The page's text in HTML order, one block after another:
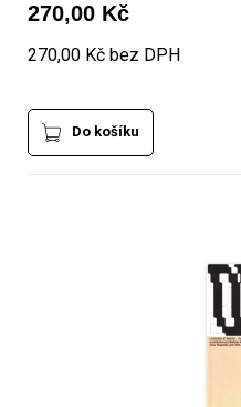
270,00 Kč
270,00 Kč bez DPH
Do košíku